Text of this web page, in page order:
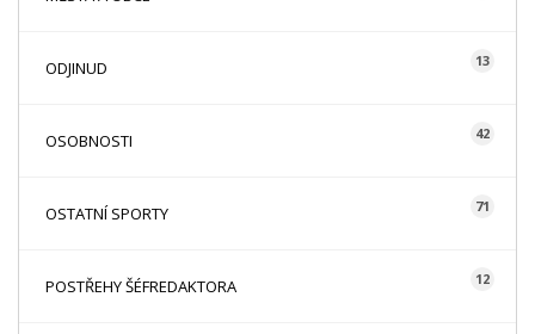
ODJINUD 13
OSOBNOSTI 42
OSTATNÍ SPORTY 71
POSTŘEHY ŠÉFREDAKTORA 12